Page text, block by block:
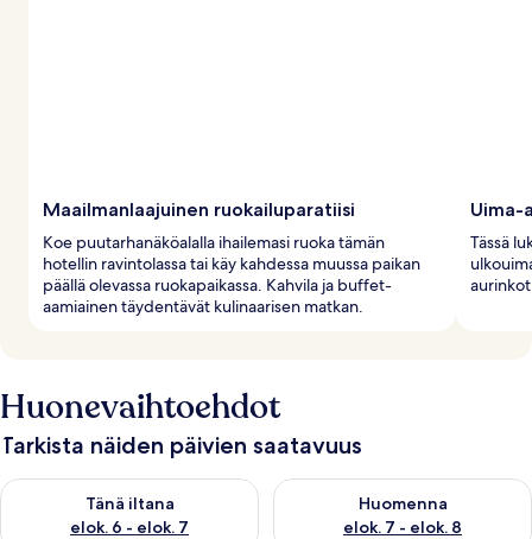
Maailmanlaajuinen ruokailuparatiisi
Koe puutarhanäköalalla ihailemasi ruoka tämän
hotellin ravintolassa tai käy kahdessa muussa paikan
päällä olevassa ruokapaikassa. Kahvila ja buffet-
aamiainen täydentävät kulinaarisen matkan.
Uima-
Tässä
Huonevaihtoehdot
Tarkista näiden päivien saatavuus
Tänä iltana
elok. 6 - elok. 7
Tarkista tämän illan saatavuus elok. 6 - elok. 7
Huomenna
elok. 7 - elok. 8
Tarkista huomisen saatavuus